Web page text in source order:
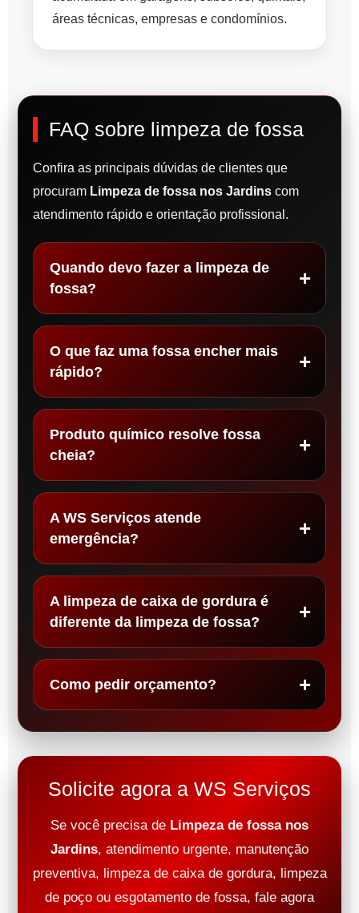
áreas técnicas, empresas e condomínios.
FAQ sobre limpeza de fossa
Confira as principais dúvidas de clientes que
procuram Limpeza de fossa nos Jardins com
atendimento rápido e orientação profissional.
Quando devo fazer a limpeza de
fossa?
O que faz uma fossa encher mais
rápido?
Produto químico resolve fossa
cheia?
A WS Serviços atende
emergência?
A limpeza de caixa de gordura é
diferente da limpeza de fossa?
Como pedir orçamento?
Solicite agora a WS Serviços
Se você precisa de Limpeza de fossa nos
Jardins, atendimento urgente, manutenção
preventiva, limpeza de caixa de gordura, limpeza
de poço ou esgotamento de fossa, fale agora